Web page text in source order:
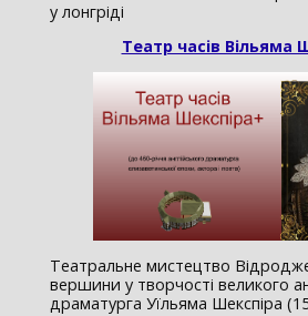
у лонгріді
Театр часів Вільяма
Театральне мистецтво
вершини у творчості великого
драматурга Уїльяма Шекспіра